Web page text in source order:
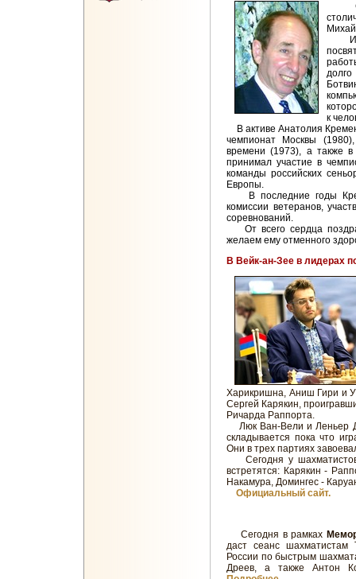
к
В активе Анатолия
чемпионат Москвы
времени (1973), а также
принимал участие в
команды российских
Европы.
В последние годы
комиссии ветеранов,
соревнований.
От всего сердца
желаем ему отменного
В Вейк-ан-Зее в лидерах
Харикришна, Аниш Гири и
Сергей Карякин,
Ричарда Раппорта.
Люк Ван-Вели и Леньер
складывается пока что
Они в трех партиях
Сегодня у шахматистов
встретятся: Карякин -
Накамура, Домингес -
Официальный сайт.
Сегодня в рамках
даст сеанс шахматистам
России по быстрым
Дреев, а также Антон